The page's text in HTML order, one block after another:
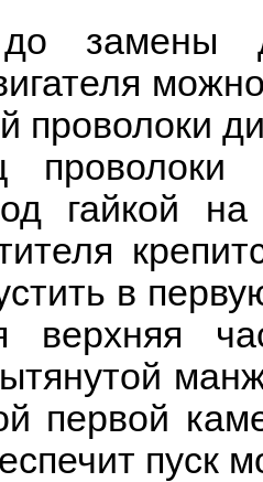
замены
проволоки
проволоки
гайкой
в
верхняя
первой
пуск